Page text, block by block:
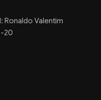
Ronaldo Valentim
20